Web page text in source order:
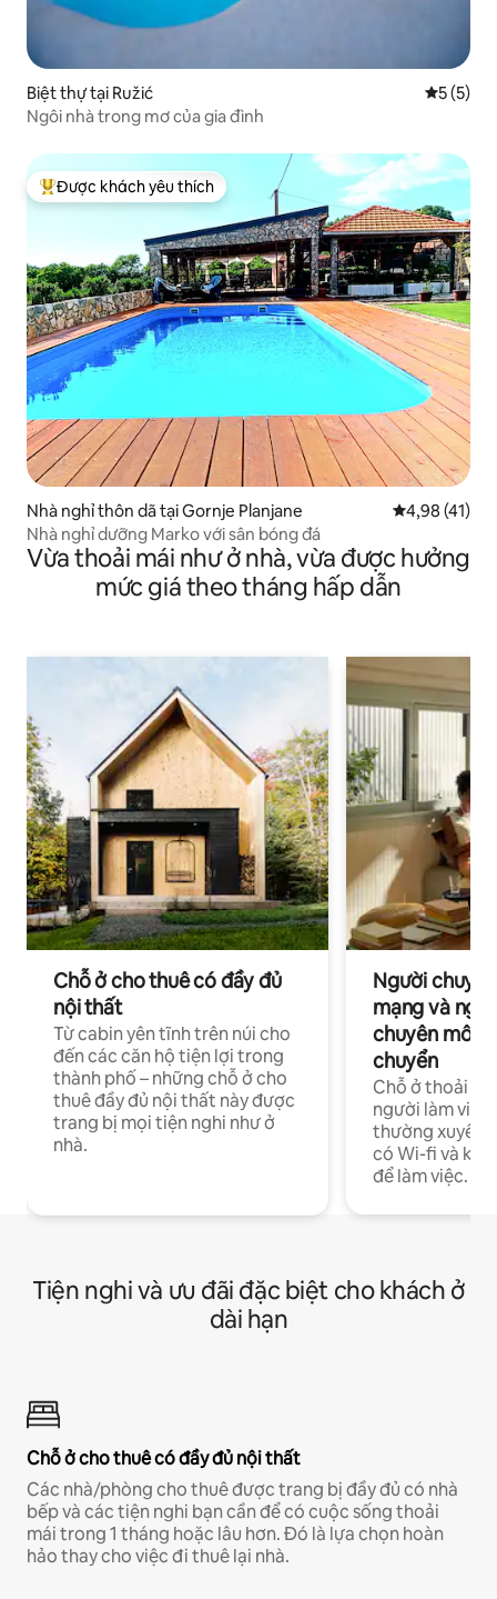
Biệt thự tại Ružić Xếp5 (5)
Ngôi nhà trong mơ của gia đình
Được khách yêu thích nhất
Được khách yêu thích
Nhà nghỉ thôn dã tại Gornje Planjane Xếp hạng
4,98 (41)
Nhà nghỉ dưỡng Marko với sân bóng đá
Vừa thoải mái như ở nhà, vừa được hưởng
mức giá theo tháng hấp dẫn
Chỗ ở cho thuê có đầy đủ
nội thất
Từ cabin yên tĩnh trên núi cho
đến các căn hộ tiện lợi trong
thành phố – những chỗ ở cho
thuê đầy đủ nội thất này được
trang bị mọi tiện nghi như ở
nhà.
Người
mạng và
chuyên môn
chuyển
Chỗ ở thoải
người làm việc
thường xuyên
có Wi-fi và
để làm việc.
Tiện nghi và ưu đãi đặc biệt cho khách ở
dài hạn
Chỗ ở cho thuê có đầy đủ nội thất
Các nhà/phòng cho thuê được trang bị đầy đủ có nhà
bếp và các tiện nghi bạn cần để có cuộc sống thoải
mái trong 1 tháng hoặc lâu hơn. Đó là lựa chọn hoàn
hảo thay cho việc đi thuê lại nhà.